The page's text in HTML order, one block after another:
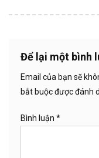
Để lại một bình
Email của bạn sẽ
bắt buộc được đánh
Bình luận *